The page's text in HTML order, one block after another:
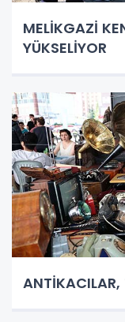
MELİKGAZİ
YÜKSELİYOR
ANTİKACILAR,